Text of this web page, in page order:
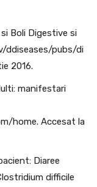
Boli Digestive si
ddiseases/pubs/di
2016.
manifestari
home. Accesat la
Diaree
difficile